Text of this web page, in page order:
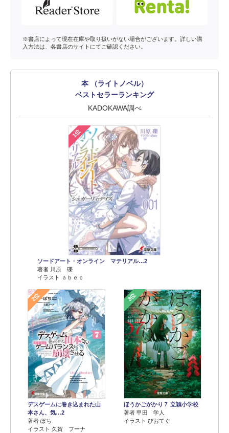
※書店によって現在在庫や取り扱いがない場合がございます。詳しい購
入方法は、各書店のサイトにてご確認ください。
本 （ライトノベル）
ベストセラーランキング
KADOKAWA調べ
1位
ソードアート・オンライン マテリアル…2
著者 川原 礫
イラスト ａｂｅｃ
2位
デスゲームに巻き込まれた山
本さん、気…2
著者 ぽち
イラスト 久賀 フーナ
3位
ほうかごがかり７ 立穎小学校
著者 甲田 学人
イラスト ぴおてぐ